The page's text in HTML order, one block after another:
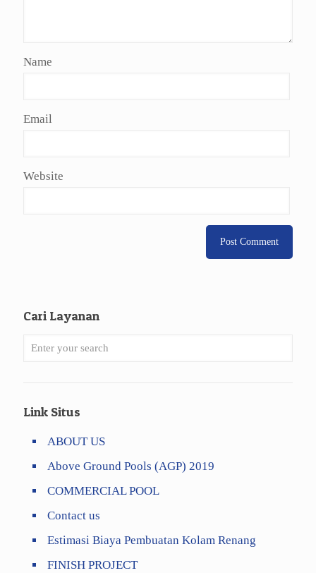
Name
Email
Website
Cari Layanan
Link Situs
ABOUT US
Above Ground Pools (AGP) 2019
COMMERCIAL POOL
Contact us
Estimasi Biaya Pembuatan Kolam Renang
FINISH PROJECT